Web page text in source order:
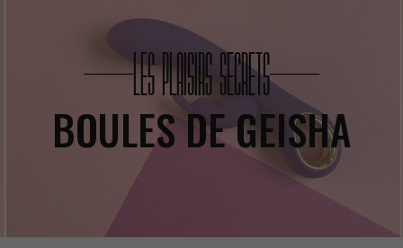
LES PLAISIRS SECRETS
BOULES DE GEISHA